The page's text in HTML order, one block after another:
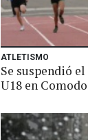
ATLETISMO
Se suspendió
U18 en